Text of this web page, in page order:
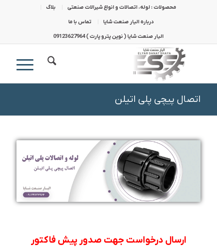
محصولات : لوله، اتصالات و انواع شیرالات صنعتی بلاگ
درباره الیار صنعت شایا تماس با ما
الیار صنعت شایا ( نوین پترو پارت ) 09123627964
اتصال پیچی پلی اتیلن
ارسال درخواست جهت صدور پیش فاکتور